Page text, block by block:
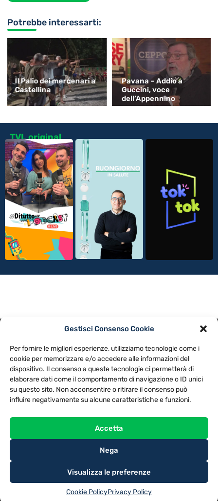
Gestisci Consenso Cookie
Per fornire le migliori esperienze, utilizziamo tecnologie come i
cookie per memorizzare e/o accedere alle informazioni del
dispositivo. Il consenso a queste tecnologie ci permetterà di
elaborare dati come il comportamento di navigazione o ID unici
su questo sito. Non acconsentire o ritirare il consenso può
influire negativamente su alcune caratteristiche e funzioni.
Accetta
Nega
Visualizza le preferenze
Cookie PolicyPrivacy Policy
Potrebbe interessarti:
Il Palio dei mercenari a
Castellina
Pavana – Addio a
Guccini, voce
dell’Appennino
TVL original
NOTE LEGALI
CONTATTACI PREFERENZE
TV LIBERA S.P.A.
Via Monteleonese 95/21 – 51100 Pistoia (PT)
Tel. 0573.9136 / Fax 0573.913615